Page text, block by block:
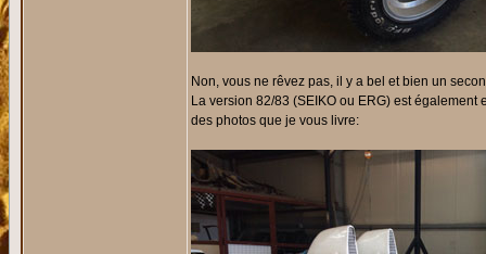
Non, vous ne rêvez pas, il y a bel et bien un
La version 82/83 (SEIKO ou ERG) est
des photos que je vous livre: